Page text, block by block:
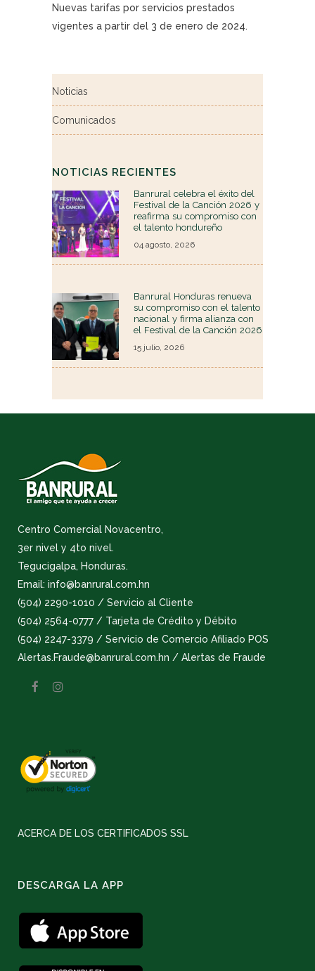
Nuevas tarifas por servicios prestados
vigentes a partir del 3 de enero de 2024.
Noticias
Comunicados
NOTICIAS RECIENTES
Banrural celebra el éxito del
Festival de la Canción 2026 y
reafirma su compromiso con
el talento hondureño
04 agosto, 2026
Banrural Honduras renueva
su compromiso con el talento
nacional y firma alianza con
el Festival de la Canción 2026
15 julio, 2026
Centro Comercial Novacentro,
3er nivel y 4to nivel.
Tegucigalpa, Honduras.
Email: info@banrural.com.hn
(504) 2290-1010 / Servicio al Cliente
(504) 2564-0777 / Tarjeta de Crédito y Débito
(504) 2247-3379 / Servicio de Comercio Afiliado POS
Alertas.Fraude@banrural.com.hn / Alertas de Fraude
ACERCA DE LOS CERTIFICADOS SSL
DESCARGA LA APP